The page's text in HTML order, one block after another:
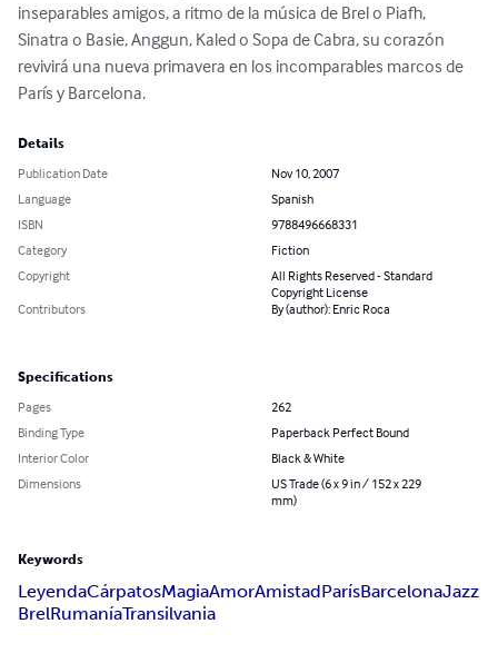
inseparables amigos, a ritmo de la música de Brel o Piafh,
Sinatra o Basie, Anggun, Kaled o Sopa de Cabra, su corazón
revivirá una nueva primavera en los incomparables marcos de
París y Barcelona.
Details
Publication Date
Nov 10, 2007
Language
Spanish
ISBN
9788496668331
Category
Fiction
Copyright
All Rights Reserved - Standard
Copyright License
Contributors
By (author): Enric Roca
Specifications
Pages
262
Binding Type
Paperback Perfect Bound
Interior Color
Black & White
Dimensions
US Trade (6 x 9 in / 152 x 229
mm)
Keywords
LeyendaCárpatosMagiaAmorAmistadParísBarcelonaJazz
BrelRumaníaTransilvania